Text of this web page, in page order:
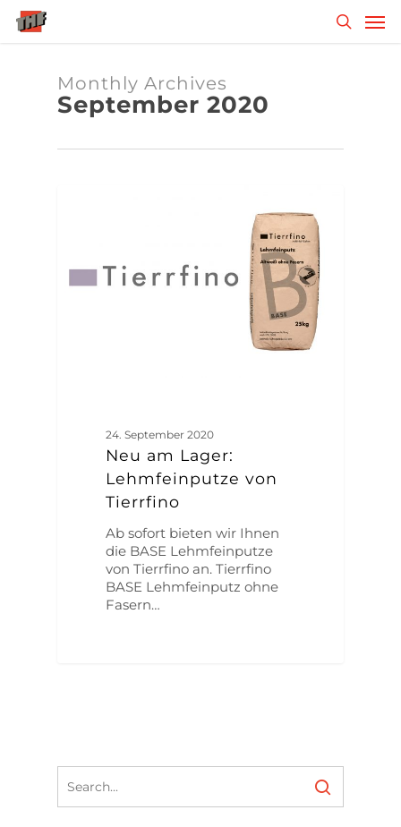
Skip
Monthly Archives
September 2020
24. September 2020
Neu am Lager:
Lehmfeinputze von
Tierrfino
Ab sofort bieten wir Ihnen
die BASE Lehmfeinputze
von Tierrfino an. Tierrfino
BASE Lehmfeinputz ohne
Fasern…